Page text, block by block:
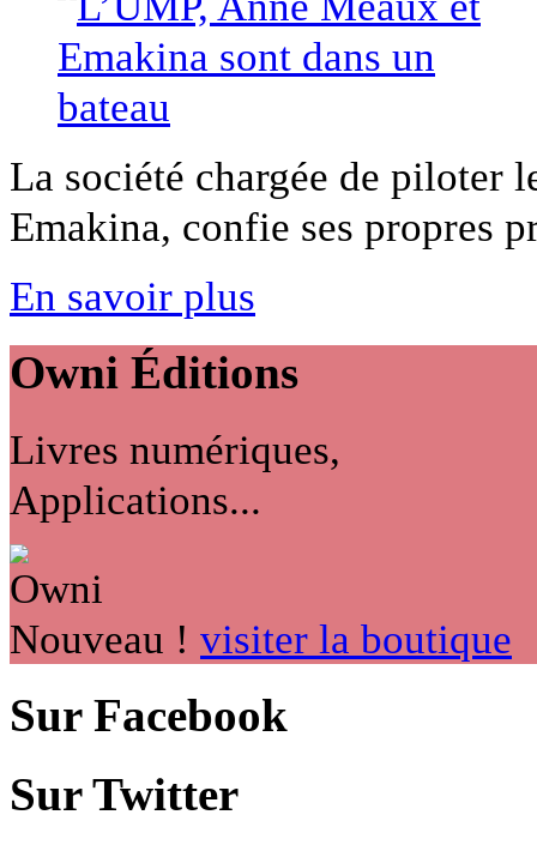
La société chargée de piloter
Emakina, confie ses propres
En savoir plus
Owni Éditions
Livres numériques,
Applications...
Nouveau ! visiter la boutique
Sur Facebook
Sur Twitter